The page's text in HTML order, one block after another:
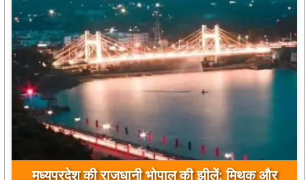
मध्यप्रदेश की राजधानी भोपाल की झीलें: मिथक और